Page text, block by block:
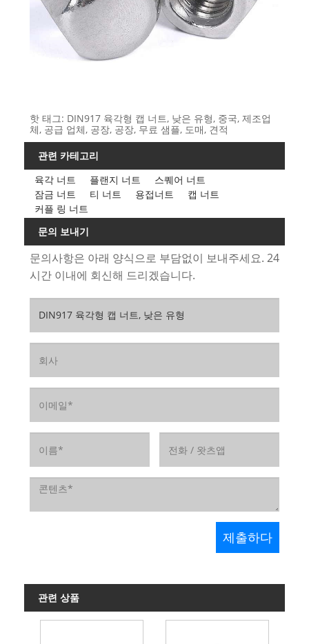
핫 태그: DIN917 육각형 캡 너트, 낮은 유형, 중국, 제조업
체, 공급 업체, 공장, 공장, 무료 샘플, 도매, 견적
관련 카테고리
육각 너트
플랜지 너트
스퀘어 너트
잠금 너트
티 너트 용접너트
캡 너트
커플 링 너트
문의 보내기
문의사항은 아래 양식으로 부담없이 보내주세요. 24
시간 이내에 회신해 드리겠습니다.
관련 상품